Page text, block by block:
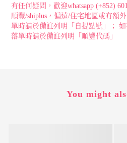
有任何疑問，歡迎whatsapp (+852)
順豐/shiplus，偏遠/住宅地區或有額
單時請於備註列明「自提點號」；
落單時請於備註列明「順豐代碼」
You might